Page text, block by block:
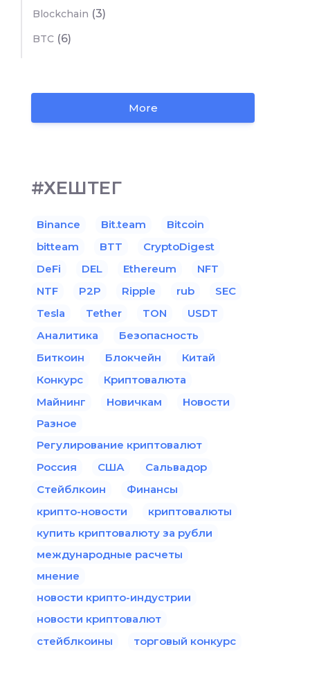
Blockchain (3)
BTC (6)
More
#ХЕШТЕГ
Binance Bit.team
Bitcoin
bitteam
BTT
CryptoDigest
DeFi
DEL Ethereum
NFT
NTF
P2P Ripple rub
SEC
Tesla
Tether TON
USDT
Аналитика
Безопасность
Биткоин
Блокчейн
Китай
Конкурс
Криптовалюта
Майнинг
Новичкам
Новости
Разное
Регулирование криптовалют
Россия
США
Сальвадор
Стейблкоин
Финансы
крипто-новости
криптовалюты
купить криптовалюту за рубли
международные расчеты
мнение
новости крипто-индустрии
новости криптовалют
стейблкоины
торговый конкурс